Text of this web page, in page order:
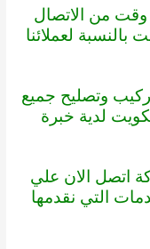
من الاتصال
بالنسبة لعملائنا
وتصليح جميع
لدية خبرة
اتصل الان علي
التي نقدمها